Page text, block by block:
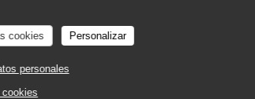
cookies Personalizar
personales